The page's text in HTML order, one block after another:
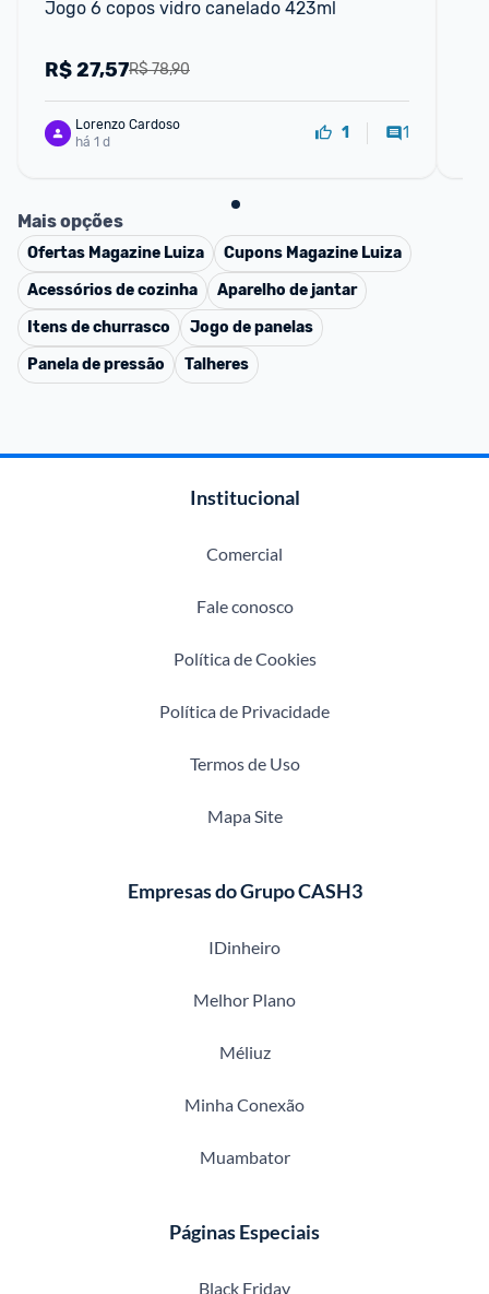
Jogo 6 copos vidro canelado 423ml
R$ 78,90
R$27,57
Lorenzo Cardoso
há 1 d
1 1
Mais opções
Ofertas Magazine Luiza Cupons Magazine Luiza
Acessórios de cozinha
Aparelho de jantar
Itens de churrasco
Jogo de panelas
Panela de pressão
Talheres
Institucional
Comercial
Fale conosco
Política de Cookies
Política de Privacidade
Termos de Uso
Mapa Site
Empresas do Grupo CASH3
IDinheiro
Melhor Plano
Méliuz
Minha Conexão
Muambator
Páginas Especiais
Black Friday